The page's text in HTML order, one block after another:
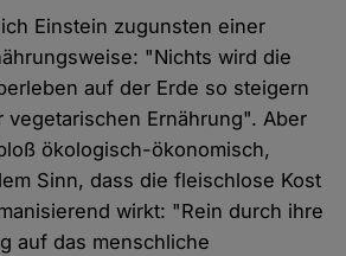
Einstein zugunsten einer
"Nichts wird die
auf der Erde so steigern
vegetarischen Ernährung". Aber
ökologisch-ökonomisch,
Sinn, dass die fleischlose Kost
wirkt: "Rein durch ihre
auf das menschliche